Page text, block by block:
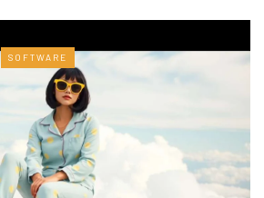
SOFTWARE